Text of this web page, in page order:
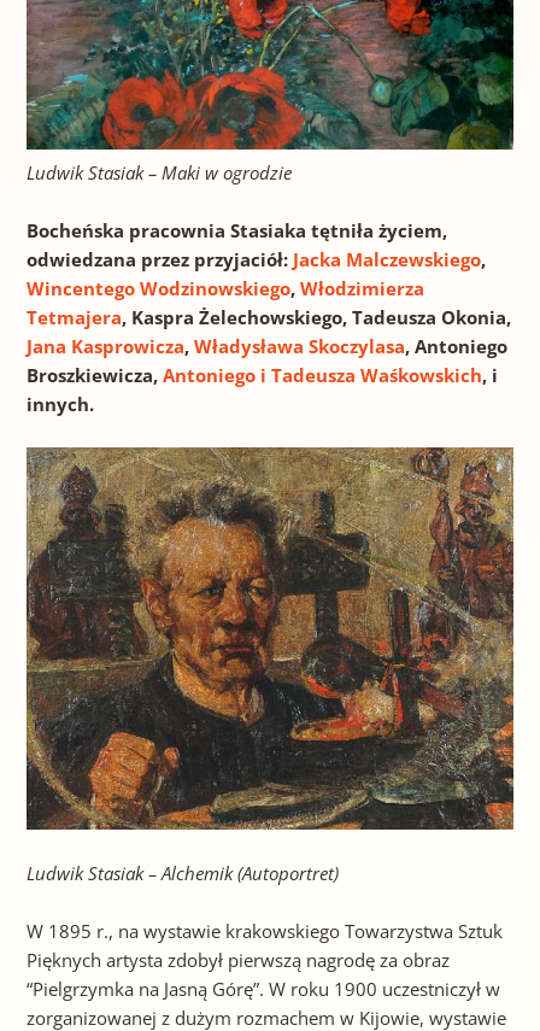
Ludwik Stasiak – Maki w ogrodzie
Bocheńska pracownia Stasiaka tętniła życiem,
odwiedzana przez przyjaciół: Jacka Malczewskiego,
Wincentego Wodzinowskiego, Włodzimierza
Tetmajera, Kaspra Żelechowskiego, Tadeusza Okonia,
Jana Kasprowicza, Władysława Skoczylasa, Antoniego
Broszkiewicza, Antoniego i Tadeusza Waśkowskich, i
innych.
Ludwik Stasiak – Alchemik (Autoportret)
W 1895 r., na wystawie krakowskiego Towarzystwa Sztuk
Pięknych artysta zdobył pierwszą nagrodę za obraz
“Pielgrzymka na Jasną Górę”. W roku 1900 uczestniczył w
zorganizowanej z dużym rozmachem w Kijowie, wystawie